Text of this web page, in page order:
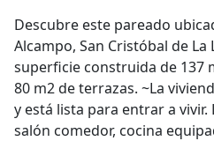
Descubre este pareado
Alcampo, San Cristóbal de La
superficie construida de 137
80 m2 de terrazas. ~La
y está lista para entrar a
salón comedor, cocina